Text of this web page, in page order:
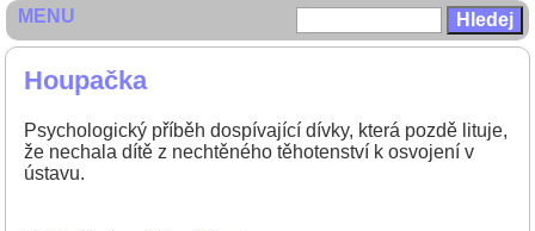
Houpačka
Psychologický příběh dospívající dívky, která pozdě lituje,
že nechala dítě z nechtěného těhotenství k osvojení v
ústavu.
MENU